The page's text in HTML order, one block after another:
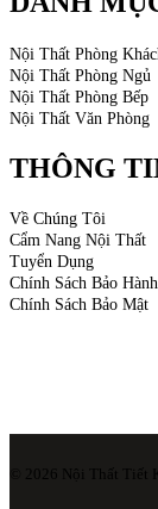
Nội Thất Phòng
Nội Thất Phòng Ngủ
Nội Thất Phòng Bếp
Nội Thất Văn Phòng
THÔNG
Về Chúng Tôi
Cẩm Nang Nội Thất
Tuyển Dụng
Chính Sách Bảo Hành
Chính Sách Bảo Mật
© 2026 Nội Thất Tiết